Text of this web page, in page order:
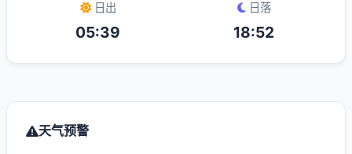
日出
05:39
日落
18:52
天气预警